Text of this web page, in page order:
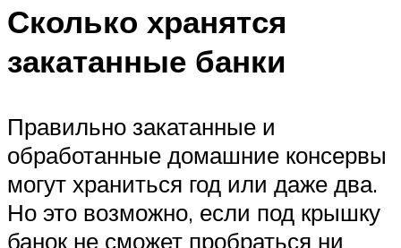
Сколько хранятся
закатанные банки
Правильно закатанные и
обработанные домашние консервы
могут храниться год или даже два.
Но это возможно, если под крышку
банок не сможет пробраться ни